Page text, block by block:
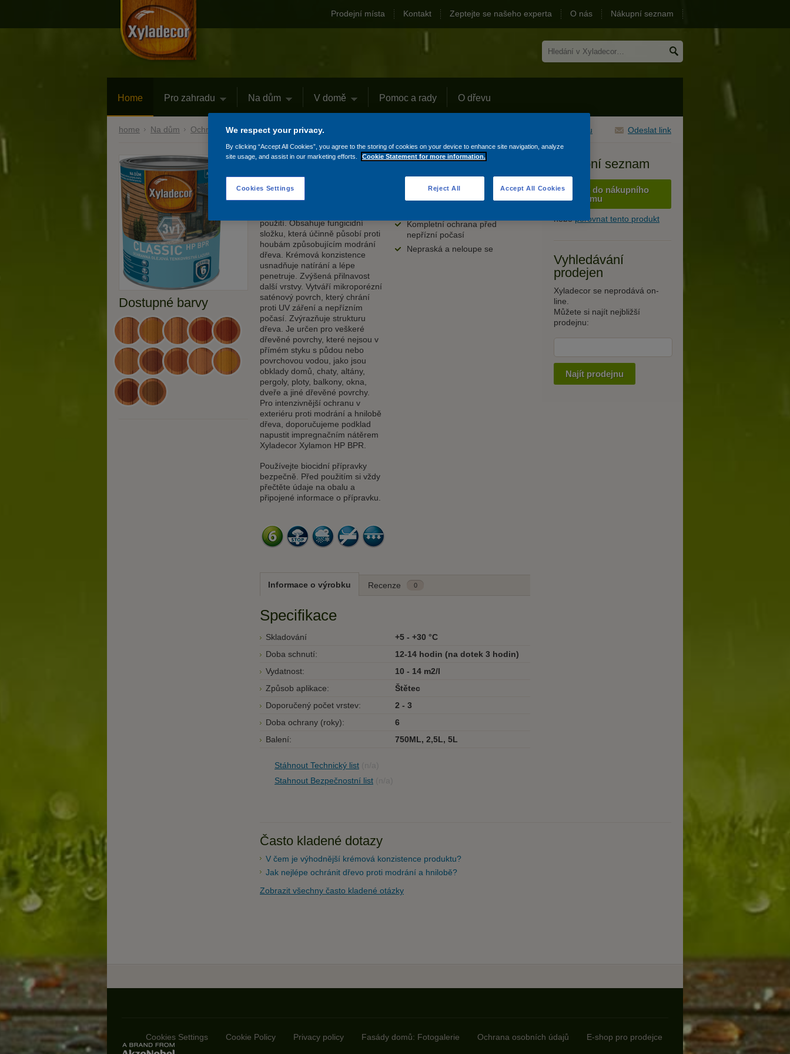
Prodejní místa Kontakt Zeptejte se našeho experta O nás Nákupní seznam
Home Pro zahradu Na dům V domě Pomoc a rady O dřevu
Vytisknout tuto stránku Odeslat link
home Na dům Ochranná úprava Xyladecor Classic HP BPR
Bigger view product
Dostupné barvy
ZELEŇ JEDLOVÁ
PINIE ANTICKÁ PINIE
CEDRKAŠTAN
DUB MAHAGON
TÝK BEZBARVÝBOROVICE
PALISANDR
OŘECH
Xyladecor Classic HP BPR
Xyladecor Classic HP BPR (High
Protection) je ochranná
tenkovrstvá lazura na dřevo na
použití. Obsahuje fungicidní
složku, která účinně působí proti
houbám způsobujícím modrání
dřeva. Krémová konzistence
usnadňuje natírání a lépe
penetruje. Zvýšená přilnavost
další vrstvy. Vytváří mikroporézní
saténový povrch, který chrání
proti UV záření a nepřízním
počasí. Zvýrazňuje strukturu
dřeva. Je určen pro veškeré
dřevěné povrchy, které nejsou v
přímém styku s půdou nebo
povrchovou vodou, jako jsou
obklady domů, chaty, altány,
pergoly, ploty, balkony, okna,
dveře a jiné dřevěné povrchy.
Pro intenzivnější ochranu v
exteriéru proti modrání a hnilobě
dřeva, doporučujeme podklad
napustit impregnačním nátěrem
Xyladecor Xylamon HP BPR.
Používejte biocidní přípravky
bezpečně. Před použitím si vždy
přečtěte údaje na obalu a
připojené informace o přípravku.
Kompletní ochrana před
nepřízní počasí
Nepraská a neloupe se
Informace o výrobku Recenze 0
Specifikace
Skladování
+5 - +30 °C
Doba schnutí:
12-14 hodin (na dotek 3 hodin)
Vydatnost:
10 - 14 m2/l
Způsob aplikace:
Štětec
Doporučený počet vrstev:
2 - 3
Doba ochrany (roky):
6
Balení:
750ML, 2,5L, 5L
Stáhnout Technický list
Stahnout Bezpečnostní list
Nákupní seznam
Přidat do nákupního
seznamu
neboporovnat tento produkt
Vyhledávání
prodejen
Xyladecor se neprodává on-
line.
Můžete si najít nejbližší
prodejnu:
Najít prodejnu
Často kladené dotazy
V čem je výhodnější krémová konzistence produktu?
Jak nejlépe ochránit dřevo proti modrání a hnilobě?
Zobrazit všechny často kladené otázky
Cookie Policy Privacy policy Fasády domů: Fotogalerie Ochrana osobních údajů E-shop pro prodejce
Cookies Settings
We respect your privacy.
By clicking “Accept All Cookies”, you agree to the storing of cookies on your device to enhance site navigation, analyze
site usage, and assist in our marketing efforts.
Cookie Statement for more information.
Reject All Accept All Cookies
Cookies Settings